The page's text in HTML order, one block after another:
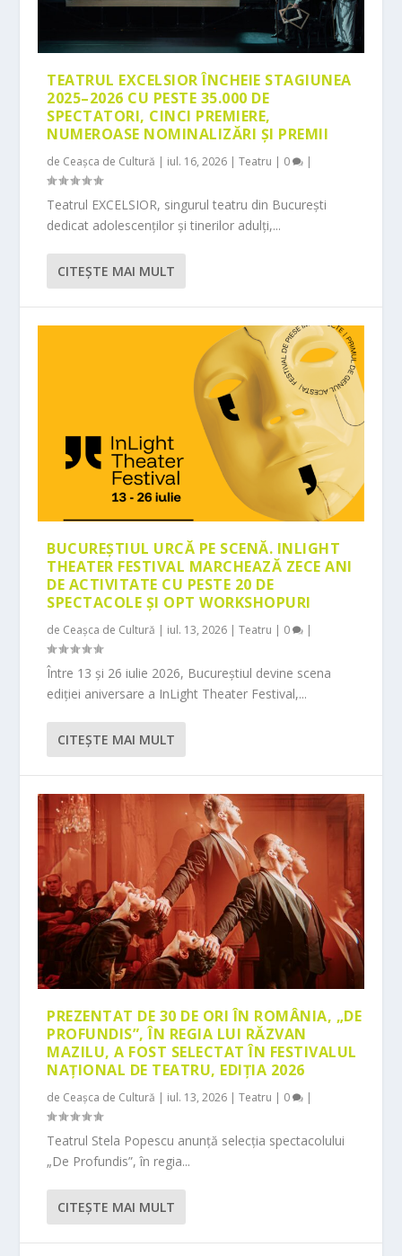
TEATRUL EXCELSIOR ÎNCHEIE STAGIUNEA
2025–2026 CU PESTE 35.000 DE
SPECTATORI, CINCI PREMIERE,
NUMEROASE NOMINALIZĂRI ȘI PREMII
de Ceașca de Cultură | iul. 16, 2026 |Teatru | 0 |
Teatrul EXCELSIOR, singurul teatru din București
dedicat adolescenților și tinerilor adulți,...
CITEŞTE MAI MULT
BUCUREȘTIUL URCĂ PE SCENĂ. INLIGHT
THEATER FESTIVAL MARCHEAZĂ ZECE ANI
DE ACTIVITATE CU PESTE 20 DE
SPECTACOLE ȘI OPT WORKSHOPURI
de Ceașca de Cultură | iul. 13, 2026 |Teatru | 0 |
Între 13 și 26 iulie 2026, Bucureștiul devine scena
ediției aniversare a InLight Theater Festival,...
CITEŞTE MAI MULT
PREZENTAT DE 30 DE ORI ÎN ROMÂNIA, „DE
PROFUNDIS”, ÎN REGIA LUI RĂZVAN
MAZILU, A FOST SELECTAT ÎN FESTIVALUL
NAȚIONAL DE TEATRU, EDIȚIA 2026
de Ceașca de Cultură | iul. 13, 2026 |Teatru | 0 |
Teatrul Stela Popescu anunță selecția spectacolului
„De Profundis”, în regia...
CITEŞTE MAI MULT